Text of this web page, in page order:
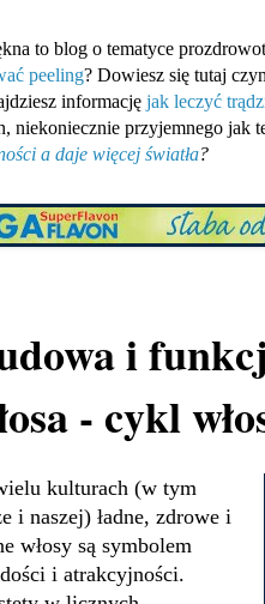
to blog o tematyce
peeling? Dowiesz się tutaj
informację jak leczyć
niekoniecznie przyjemnego jak
a daje więcej światła?
i
- cykl
kulturach (w tym
i naszej) ładne, zdrowe i
włosy są symbolem
i atrakcyjności.